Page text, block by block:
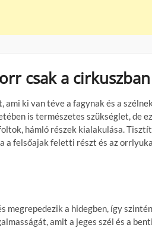
csak a
ki van téve a fagynak és a
is természetes szükséglet, de
hámló részek kialakulása.
a felsőajak feletti részt és az
megrepedezik a hidegben, így
amit a jeges szél és a